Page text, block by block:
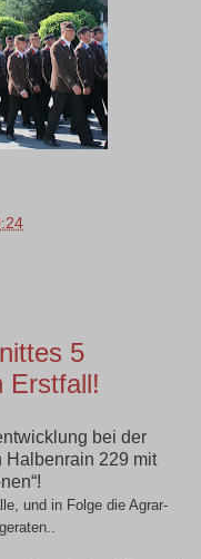
5
Erstfall!
bei der
Halbenrain 229 mit
und in Folge die Agrar-